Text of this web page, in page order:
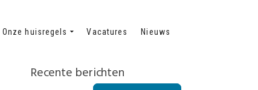
Onze huisregels Vacatures Nieuws
Recente berichten